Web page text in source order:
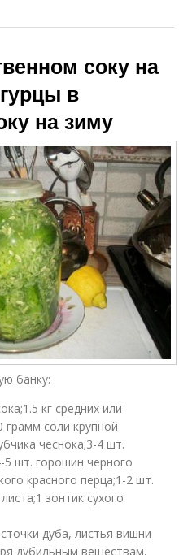
соку на
в
на зиму
банку:
кг средних или
грамм соли крупной
чеснока;3-4 шт.
5 шт. горошин черного
красного перца;1-2 шт.
зонтик сухого
дуба, листья вишни
дубильным веществам,